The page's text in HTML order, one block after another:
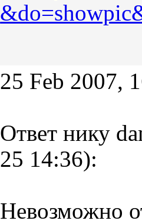
25 Feb 2007,
Ответ нику
25 14:36):
Невозможно